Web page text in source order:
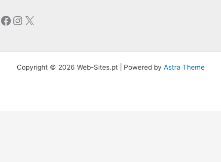
Facebook
Instagram
X
Copyright © 2026 Web-Sites.pt | Powered by Astra Theme